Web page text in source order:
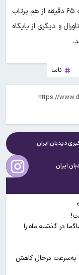
ماموریت استارلینک با فالکون ۹ را تنها با فاصله ۶۵ دقیقه از هم پرتاب
و دیگری از پایگاه
ناسا
دیدبان ایران
ایران
در گذشته ماه را
به‌سرعت درحال کاهش